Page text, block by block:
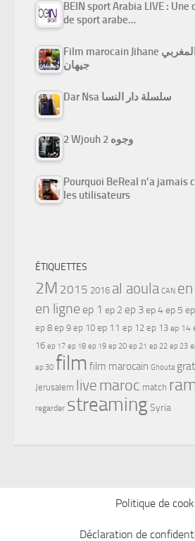
BEIN sport Arabia LIVE : Une
de sport arabe…
Film marocain Jihane الفيلم المغربي
جيهان
Dar Nsa سلسلة دار النسا
2 Wjouh 2 وجوه
Pourquoi BeReal n’a jamais
les utilisateurs
ÉTIQUETTES
2M 2015 2016 al aoula CAN
en ligne ep 1 ep 2 ep 3ep 4ep 5
ep 8 ep 9 ep 10 ep 11 ep 12 ep 13 ep 14
16 ep 17 ep 18 ep 19 ep 20 ep 21 ep 22 ep 23
ep 30 film film marocain Ghouta
Jerusalem live maroc match
regarder streamingSyria
Politique de
Déclaration de